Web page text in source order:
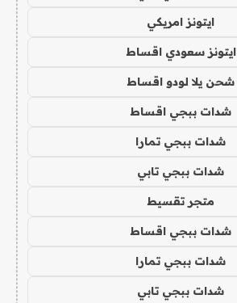
ايتونز امريكي
ايتونز سعودي اقساط
شحن يلا لودو اقساط
شدات ببجي اقساط
شدات ببجي تمارا
شدات ببجي تابي
متجر تقسيط
شدات ببجي اقساط
شدات ببجي تمارا
شدات ببجي تابي